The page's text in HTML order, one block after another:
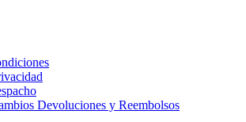
Devoluciones y Reembolsos